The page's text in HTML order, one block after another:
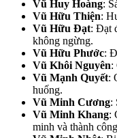
Vũ Huy Hoàng:
Vũ Hữu Thiện:
Vũ Hữu Đạt: Đạt
không ngừng.
Vũ Hữu Phước:
Vũ Khôi Nguyên:
Vũ Mạnh Quyết:
huống.
Vũ Minh Cương:
Vũ Minh Khang:
minh và thành